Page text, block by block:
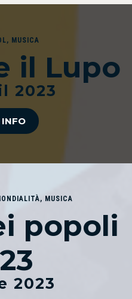
, MUSICA
il Lupo
2023
INFO
, MUSICA
popoli
2023